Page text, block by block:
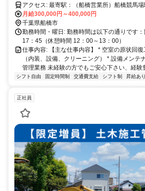
アクセス: 最寄駅：（船橋営業所）船橋競馬場駅 徒歩7分 最寄駅：
（千葉営業所）実籾駅 徒歩13分 （バイク、自転車）通勤OK （車
月給300,000円～400,000円
千葉県船橋市
勤務時間・曜日: 勤務時間は以下の通りです
17：45（休憩時間 12：00～13：00）
仕事内容: 【主な仕事内容】 * 空室の原状回
（内装、設備、クリーニング） * 設備メンテ
管理業務 未経験の方でもご安心下さい、経験
シフト自由 固定時間制 交通費支給 シフト制 昇給あり
正社員